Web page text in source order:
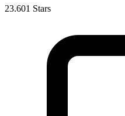
23.601 Stars